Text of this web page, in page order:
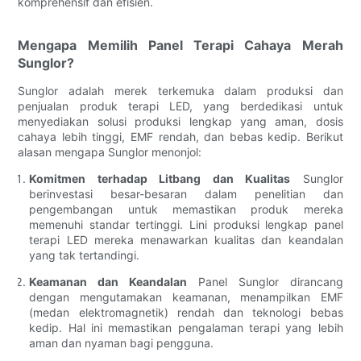
Mengapa Memilih Panel Terapi Cahaya Merah
Sunglor?
Sunglor adalah merek terkemuka dalam produksi dan
penjualan produk terapi LED, yang berdedikasi untuk
menyediakan solusi produksi lengkap yang aman, dosis
cahaya lebih tinggi, EMF rendah, dan bebas kedip. Berikut
alasan mengapa Sunglor menonjol:
Komitmen terhadap Litbang dan Kualitas Sunglor
berinvestasi besar-besaran dalam penelitian dan
pengembangan untuk memastikan produk mereka
memenuhi standar tertinggi. Lini produksi lengkap panel
terapi LED mereka menawarkan kualitas dan keandalan
yang tak tertandingi.
Keamanan dan Keandalan Panel Sunglor dirancang
dengan mengutamakan keamanan, menampilkan EMF
(medan elektromagnetik) rendah dan teknologi bebas
kedip. Hal ini memastikan pengalaman terapi yang lebih
aman dan nyaman bagi pengguna.